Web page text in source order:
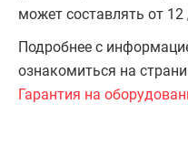
может составлять от
Подробнее с
ознакомиться на
Гарантия на